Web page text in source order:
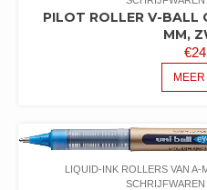
PILOT ROLLER V-BALL
MM,
€
LIQUID-INK ROLLERS VAN A-